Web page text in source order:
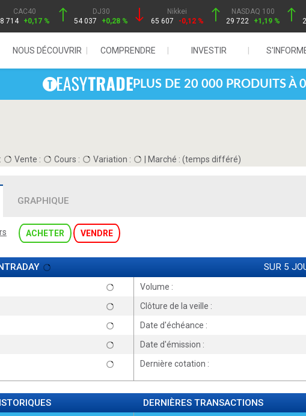
CAC40
8 714 +0,17 %
DJ30
54 037
+0,28 %
Nikkei
65 607
-0,12 %
NASDAQ 100
29 722
+1,19 %
NOUS DÉCOUVRIR COMPRENDRE INVESTIR
PLUS DE 20 000 PRODUITS À
Vente : Cours : Variation : Marché : (temps différé)
GRAPHIQUE
ACHETER VENDRE
SUR 5
Volume :
Clôture de la veille :
Date d'échéance :
Date d'émission :
Dernière cotation :
DERNIÈRES TRANSACTIONS